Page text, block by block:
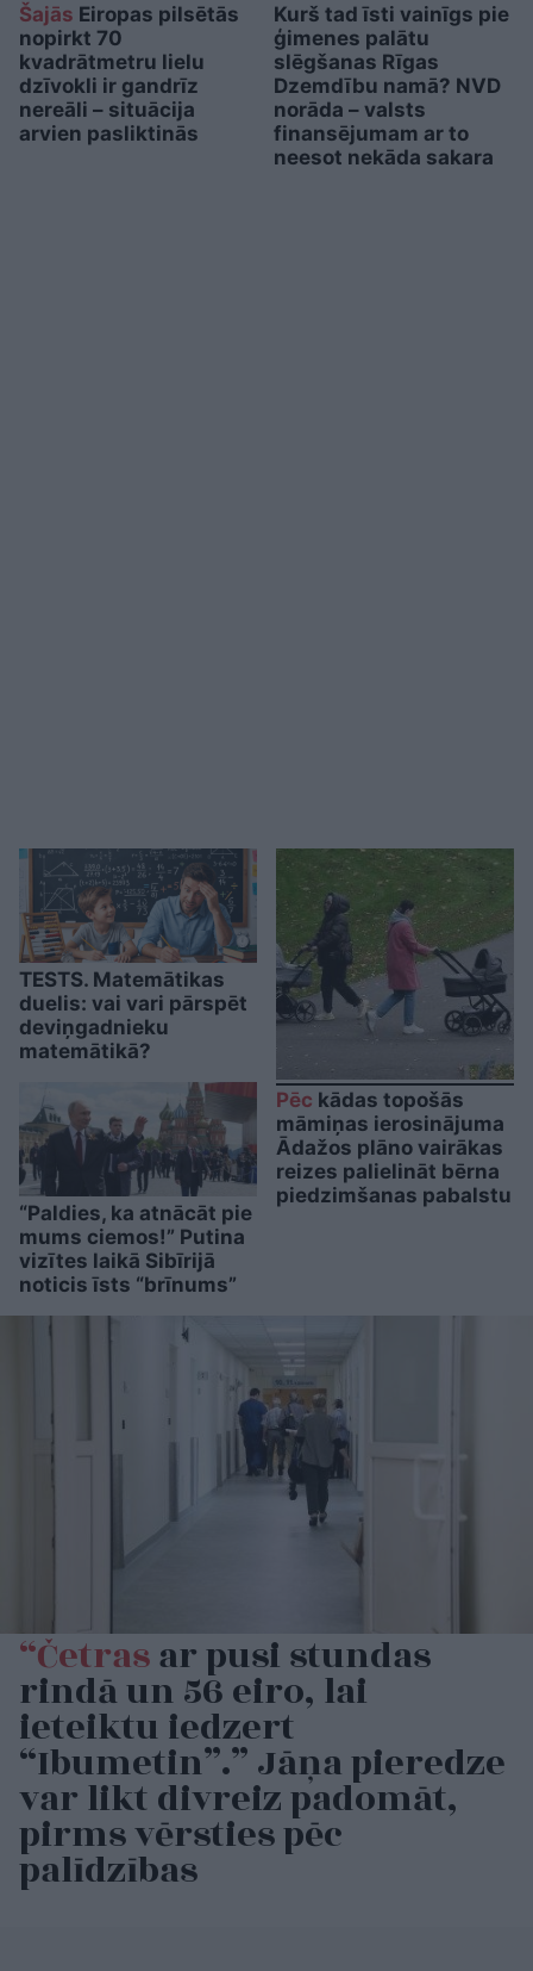
Šajās Eiropas pilsētās
nopirkt 70
kvadrātmetru lielu
dzīvokli ir gandrīz
nereāli – situācija
arvien pasliktinās
Kurš tad īsti vainīgs pie
ģimenes palātu
slēgšanas Rīgas
Dzemdību namā? NVD
norāda – valsts
finansējumam ar to
neesot nekāda sakara
TESTS. Matemātikas
duelis: vai vari pārspēt
deviņgadnieku
matemātikā?
“Paldies, ka atnācāt pie
mums ciemos!” Putina
vizītes laikā Sibīrijā
noticis īsts “brīnums”
Pēc kādas topošās
māmiņas ierosinājuma
Ādažos plāno vairākas
reizes palielināt bērna
piedzimšanas pabalstu
“Četrasar pusi stundas
rindā un 56 eiro, lai
ieteiktu iedzert
“Ibumetin”.” Jāņa pieredze
var likt divreiz padomāt,
pirms vērsties pēc
palīdzības